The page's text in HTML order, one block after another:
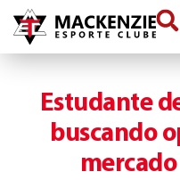
conteúdo
Estudante
buscando